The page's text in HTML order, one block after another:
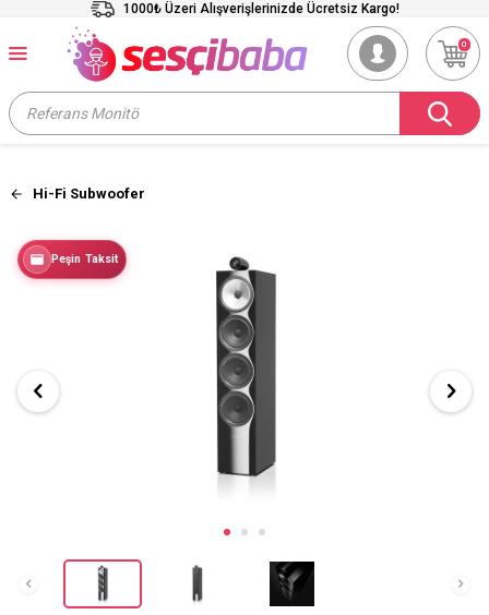
1000₺ Üzeri Alışverişlerinizde Ücretsiz Kargo!
0
Hi-Fi Subwoofer
Peşin Taksit